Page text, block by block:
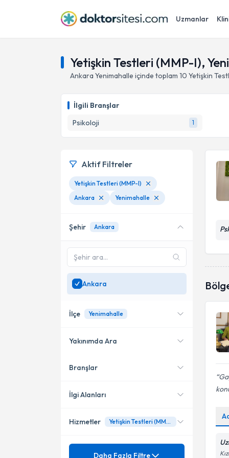
Uzmanlar
Yetişkin Testleri (MMP-I),
Ankara Yenimahalle içinde toplam 10 Yetişkin
İlgili Branşlar
Psikoloji
1
Aktif Filtreler
Yetişkin Testleri (MMP-I)
Ankara
Yenimahalle
Şehir Ankara
Ankara
İlçe Yenimahalle
Çankaya
Akyurt
Yakınımda Ara
Konumuma yakın uzmanları
Branşlar
Psikoloji
İlgi Alanları
Adaptasyon sorunları
Hizmetler Yetişkin Testleri (MMP-I)
Mezuniyet
Daha Fazla Filtre